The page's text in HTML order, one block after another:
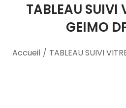
TABLEAU SUIVI
GEIMO
Accueil / TABLEAU SUIVI